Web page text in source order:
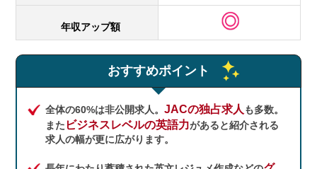
年収アップ額
おすすめポイント
全体の60%は非公開求人。JACの独占求人も多数。
また ビジネスレベルの英語力があると紹介される
求人の幅が更に広がります。